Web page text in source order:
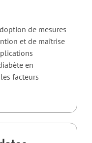
de mesures
et de maîtrise
en
facteurs